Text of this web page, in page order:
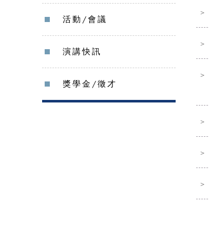
活動/會議
演講快訊
獎學金/徵才
>
>
>
>
>
>